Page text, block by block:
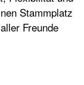
Stammplatz
Freunde